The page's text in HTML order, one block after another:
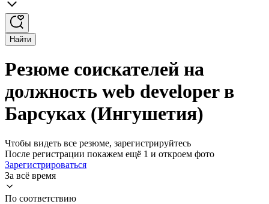
Найти
Резюме соискателей на
должность web developer в
Барсуках (Ингушетия)
Чтобы видеть все резюме, зарегистрируйтесь
После регистрации покажем ещё 1 и откроем фото
Зарегистрироваться
За всё время
По соответствию